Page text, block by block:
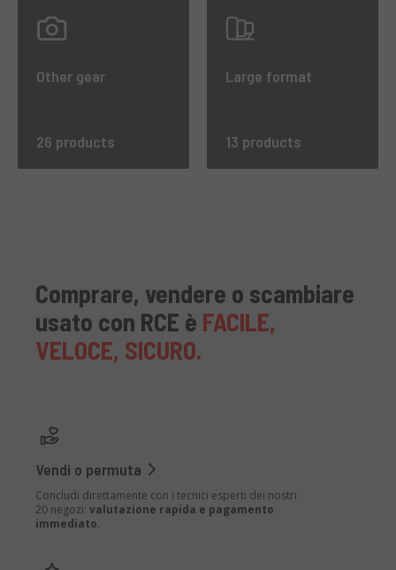
Other gear
26 products
Large format
13 products
Comprare, vendere o scambiare
usato con RCE è FACILE,
VELOCE, SICURO.
Vendi o permuta
Concludi direttamente con i tecnici esperti dei nostri
20 negozi: valutazione rapida e pagamento
immediato.